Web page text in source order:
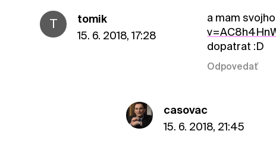
T
tomik
15. 6. 2018, 17:28
a mam
dopatrat :D
Odpovedať
casovac
15. 6. 2018, 21:45